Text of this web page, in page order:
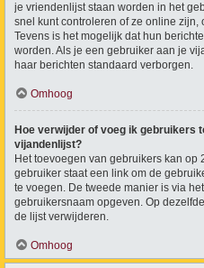
je vriendenlijst staan worden in het
snel kunt controleren of ze online zijn,
Tevens is het mogelijk dat hun
worden. Als je een gebruiker aan je
haar berichten standaard verborgen.
Omhoog
Hoe verwijder of voeg ik gebruikers
vijandenlijst?
Het toevoegen van gebruikers kan op
gebruiker staat een link om de
te voegen. De tweede manier is via
gebruikersnaam opgeven. Op
de lijst verwijderen.
Omhoog